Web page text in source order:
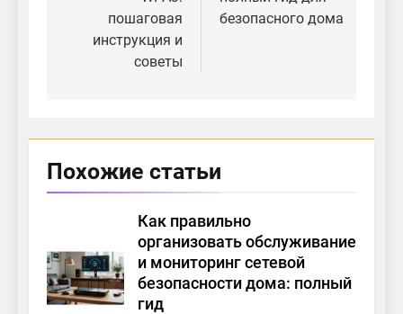
пошаговая
инструкция и
советы
безопасного дома
Похожие статьи
Как правильно
организовать обслуживание
и мониторинг сетевой
безопасности дома: полный
гид